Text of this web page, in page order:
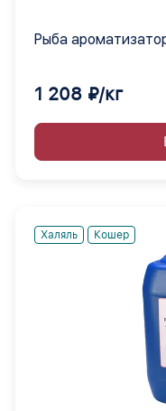
Рыба
1 208 ₽/кг
Халяль Кошер